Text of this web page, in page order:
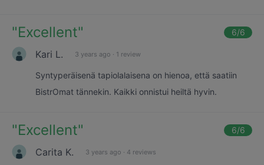
"Excellent" 6/6
Kari L. 3 years ago · 1 review
Syntyperäisenä tapiolalaisena on hienoa, että saatiin
BistrOmat tännekin. Kaikki onnistui heiltä hyvin.
"Excellent" 6/6
Carita K. 3 years ago · 4 reviews